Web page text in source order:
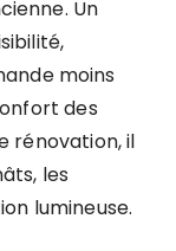
Un
moins
des
rénovation, il
les
lumineuse.